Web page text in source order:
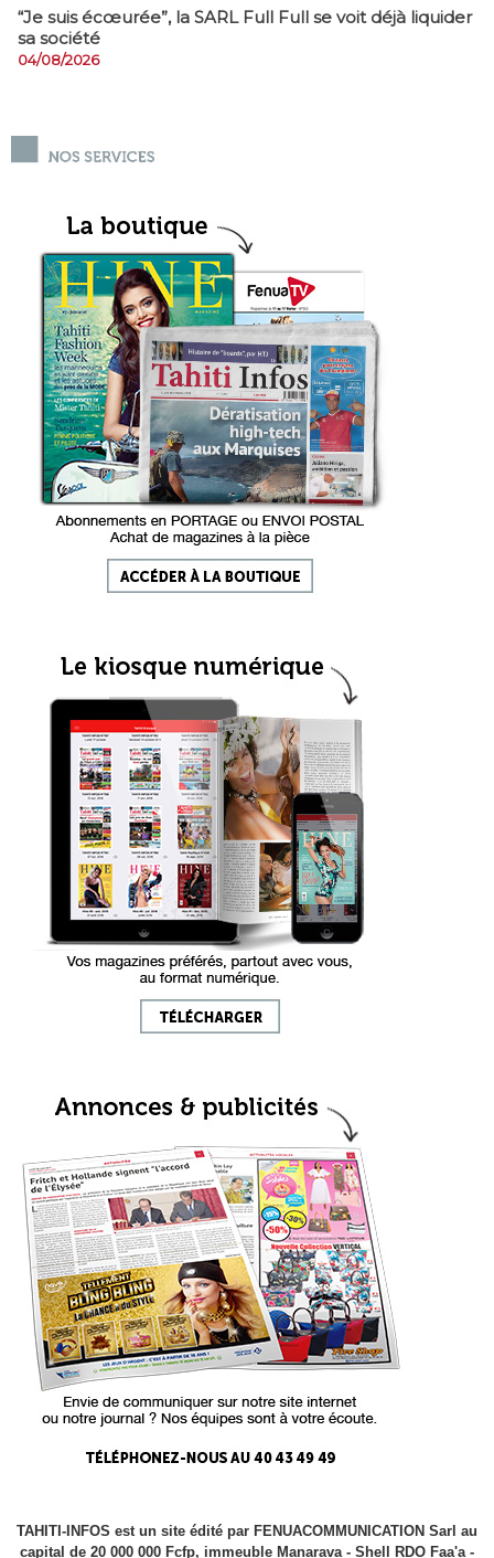
​“Je suis écœurée”, la SARL Full Full se voit déjà liquider
sa société
04/08/2026
TAHITI-INFOS est un site édité par FENUACOMMUNICATION Sarl au
capital de 20 000 000 Fcfp, immeuble Manarava - Shell RDO Faa'a -